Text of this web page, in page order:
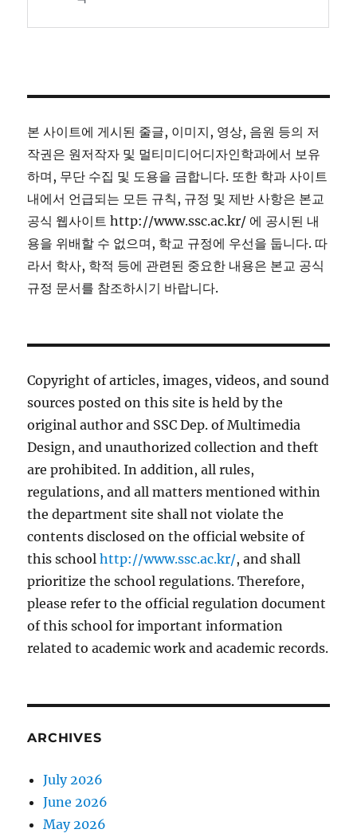
본 사이트에 게시된 줄글, 이미지, 영상, 음원 등의 저
작권은 원저작자 및 멀티미디어디자인학과에서 보유
하며, 무단 수집 및 도용을 금합니다. 또한 학과 사이트
내에서 언급되는 모든 규칙, 규정 및 제반 사항은 본교
공식 웹사이트 http://www.ssc.ac.kr/ 에 공시된 내
용을 위배할 수 없으며, 학교 규정에 우선을 둡니다. 따
라서 학사, 학적 등에 관련된 중요한 내용은 본교 공식
규정 문서를 참조하시기 바랍니다.
Copyright of articles, images, videos, and sound
sources posted on this site is held by the
original author and SSC Dep. of Multimedia
Design, and unauthorized collection and theft
are prohibited. In addition, all rules,
regulations, and all matters mentioned within
the department site shall not violate the
contents disclosed on the official website of
this schoolhttp://www.ssc.ac.kr/, and shall
prioritize the school regulations. Therefore,
please refer to the official regulation document
of this school for important information
related to academic work and academic records.
ARCHIVES
July 2026
June 2026
May 2026